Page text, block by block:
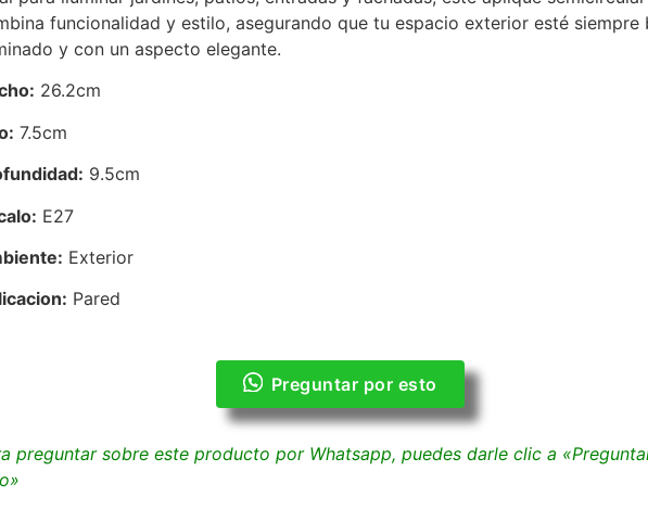
funcionalidad y estilo, asegurando que tu espacio exterior esté siempre
y con un aspecto elegante.
26.2cm
7.5cm
9.5cm
E27
Exterior
Pared
Preguntar por esto
preguntar sobre este producto por Whatsapp, puedes darle clic a